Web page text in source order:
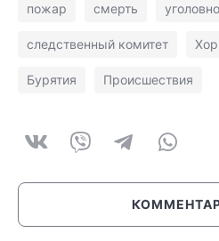
пожар смерть
следственный комитет
Бурятия Происшествия